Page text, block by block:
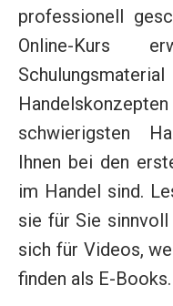
professionell
Online-Kurs
schwierigsten
Ihnen bei den
im Handel sind.
sie für Sie
sich für Videos,
finden als E-Books.